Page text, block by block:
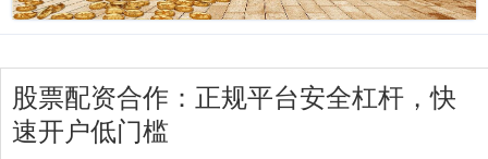
股票配资合作：正规平台安全杠杆，快
速开户低门槛